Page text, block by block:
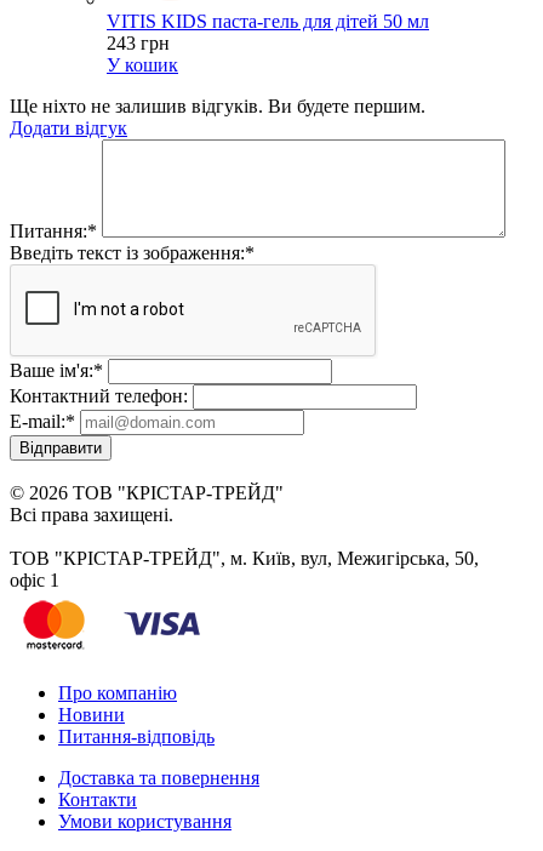
VITIS KIDS паста-гель для дітей 50 мл
243 грн
У кошик
Ще ніхто не залишив відгуків. Ви будете першим.
Додати відгук
Питання:*
Введіть текст із зображення:*
Ваше ім'я:*
Контактний телефон:
E-mail:*
Відправити
© 2026 ТОВ "КРІСТАР-ТРЕЙД"
Всі права захищені.
ТОВ "КРІСТАР-ТРЕЙД", м. Київ, вул, Межигірська, 50,
офіс 1
Про компанію
Новини
Питання-відповідь
Доставка та повернення
Контакти
Умови користування